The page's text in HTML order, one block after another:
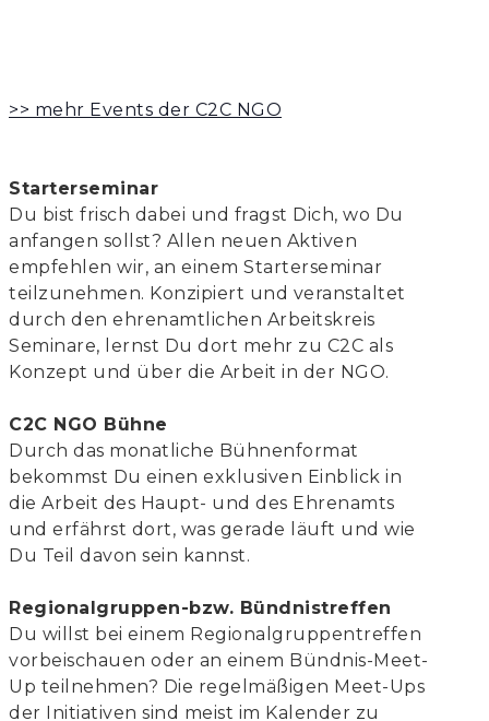
>> mehr Events der C2C NGO
Starterseminar
Du bist frisch dabei und fragst Dich, wo Du
anfangen sollst? Allen neuen Aktiven
empfehlen wir, an einem Starterseminar
teilzunehmen. Konzipiert und veranstaltet
durch den ehrenamtlichen Arbeitskreis
Seminare, lernst Du dort mehr zu C2C als
Konzept und über die Arbeit in der NGO.
C2C NGO Bühne
Durch das monatliche Bühnenformat
bekommst Du einen exklusiven Einblick in
die Arbeit des Haupt- und des Ehrenamts
und erfährst dort, was gerade läuft und wie
Du Teil davon sein kannst.
Regionalgruppen-bzw. Bündnistreffen
Du willst bei einem Regionalgruppentreffen
vorbeischauen oder an einem Bündnis-Meet-
Up teilnehmen? Die regelmäßigen Meet-Ups
der Initiativen sind meist im Kalender zu